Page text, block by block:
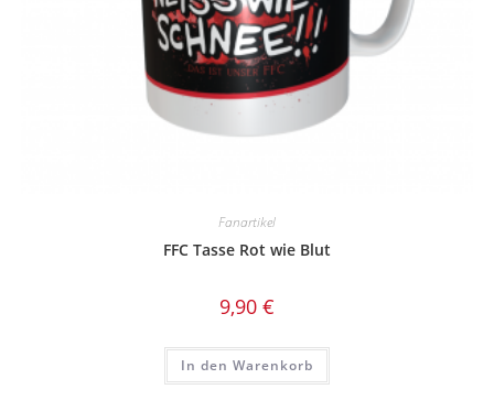
Fanartikel
FFC Tasse Rot wie Blut
9,90 €
In den Warenkorb